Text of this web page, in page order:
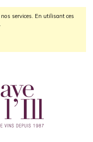
services. En utilisant ces